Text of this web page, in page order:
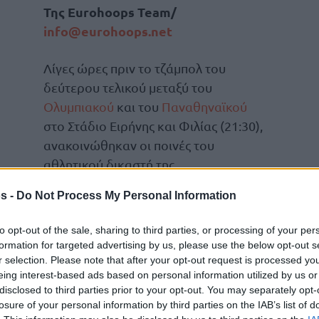
- Do Not Process My Personal Information
opt-out of the sale, sharing to third parties, or processing of your
for targeted advertising by us, please use the below opt-out
selection. Please note that after your opt-out request is processed
interest-based ads based on personal information utilized by us
to third parties prior to your opt-out. You may separately
of your personal information by third parties on the IAB’s list of
Της Eurohoops Team/
info@eurohoops.net
Λίγες ώρες πριν το τζάμπολ του
δεύτερου τελικού μεταξύ του
Ολυμπιακού και του Παναθηναϊκού
στο Στάδιο Ειρήνης και Φιλίας (21:30),
ανακοινώθηκαν οι ποινές του
αθλητικού δικαστή της
από τα αποδυτήρια, ζητώντας την τιμωρία
τεχνικού και του Basketball and
και μετά το τέλος του πρώτου